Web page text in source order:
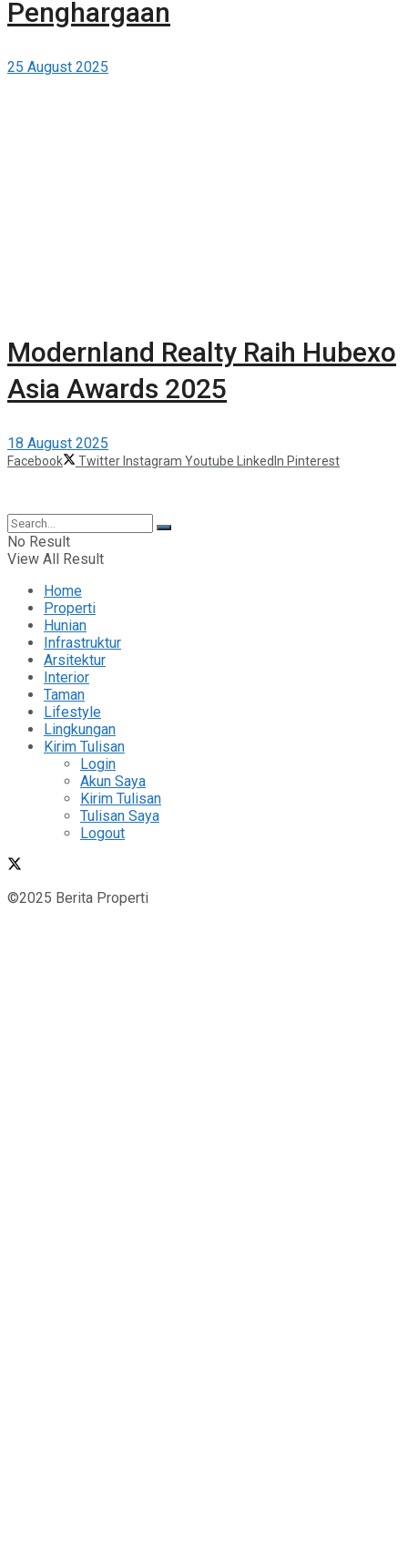
Penghargaan
25 August 2025
Modernland Realty Raih Hubexo
Asia Awards 2025
18 August 2025
Facebook Twitter Instagram Youtube LinkedIn Pinterest
No Result
View All Result
Home
Properti
Hunian
Infrastruktur
Arsitektur
Interior
Taman
Lifestyle
Lingkungan
Kirim Tulisan
Login
Akun Saya
Kirim Tulisan
Tulisan Saya
Logout
©2025 Berita Properti